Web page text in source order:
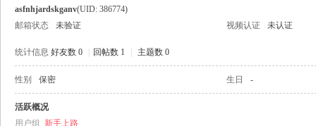
asfnhjardskganv(UID: 386774)
邮箱状态
未验证 视频认证 未认证
统计信息 好友数 0 回帖数 1 主题数 0
性别 保密 生日 -
活跃概况
用户组 新手上路